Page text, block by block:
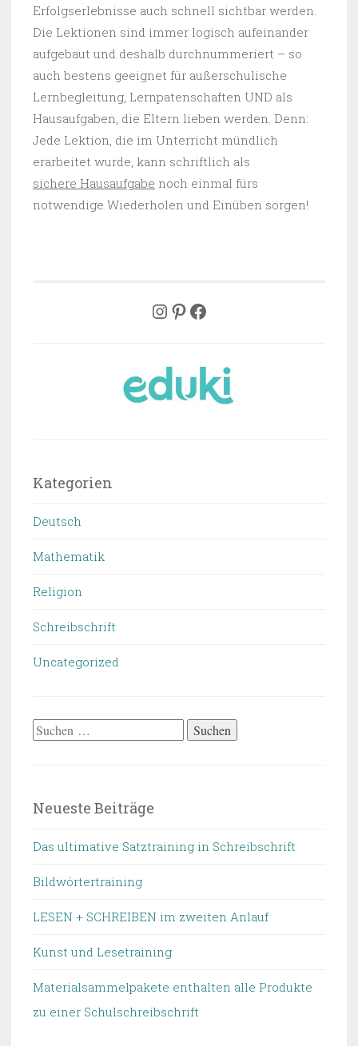
Erfolgserlebnisse auch schnell sichtbar werden.
Die Lektionen sind immer logisch aufeinander
aufgebaut und deshalb durchnummeriert – so
auch bestens geeignet für außerschulische
Lernbegleitung, Lernpatenschaften UND als
Hausaufgaben, die Eltern lieben werden. Denn:
Jede Lektion, die im Unterricht mündlich
erarbeitet wurde, kann schriftlich als
sichere Hausaufgabe noch einmal fürs
notwendige Wiederholen und Einüben sorgen!
uksmaterial
Pinterest
Facebook
Kategorien
Deutsch
Mathematik
Religion
Schreibschrift
Uncategorized
Suchen
Neueste Beiträge
Das ultimative Satztraining in Schreibschrift
Bildwörtertraining
LESEN + SCHREIBEN im zweiten Anlauf
Kunst und Lesetraining
Materialsammelpakete enthalten alle Produkte
zu einer Schulschreibschrift